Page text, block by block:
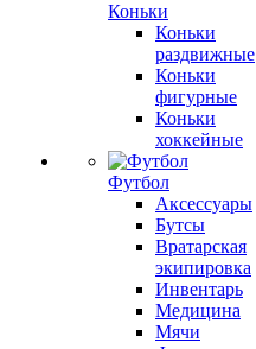
Коньки
Коньки
раздвижные
Коньки
фигурные
Коньки
хоккейные
Футбол
Аксессуары
Бутсы
Вратарская
экипировка
Инвентарь
Медицина
Мячи